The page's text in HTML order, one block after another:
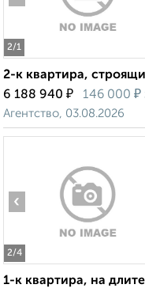
2/1
2-к квартира,
6 188 940 ₽ 146 000 ₽
Агентство, 03.08.2026
2/4
‹
1-к квартира, на